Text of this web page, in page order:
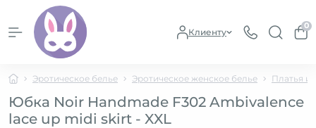
Клиенту
0
Эротическое белье Эротическое женское белье Платья и
Юбка Noir Handmade F302 Ambivalence
lace up midi skirt - XXL